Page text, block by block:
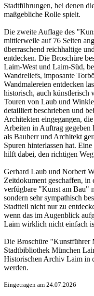
Stadtführungen, bei denen
maßgebliche Rolle spielt.
Die zweite Auflage des
mittlerweile auf 76 Seiten
überraschend reichhaltige
entdecken. Die Broschüre
Laim-West und Laim-Süd,
Wandreliefs, imposante
Wandmalereien entdecken
historisch, auch
Touren von Laub und
detailliert beschrieben und
Architekten eingegangen,
Arbeiten in Auftrag gegeben
als Bauherr und Architekt
Spuren hinterlassen hat.
hilft dabei, den richtigen
Gerhard Laub und Norbert
Zeitdokument geschaffen,
verfügbare "Kunst am Bau"
sondern sehr sympathisch
Stadtteil nicht nur zu
wenn das im Augenblick
Laim wirklich nicht einfach
Die Broschüre "Kunstführer
Stadtbibliothek München
Historischen Archiv Laim in
werden.
Eingetragen am 24.07.2026